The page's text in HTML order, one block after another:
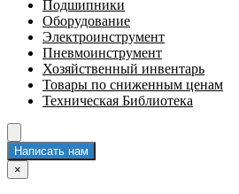
Подшипники
Оборудование
Электроинструмент
Пневмоинструмент
Хозяйственный инвентарь
Товары по сниженным ценам
Техническая Библиотека
Написать нам
×